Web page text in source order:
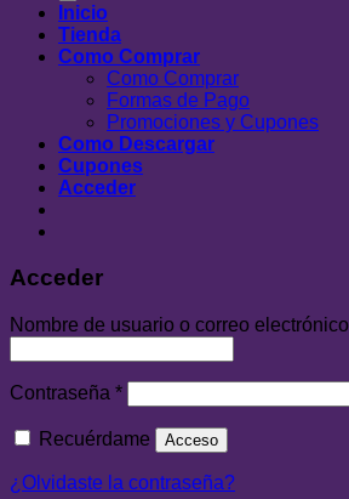
Inicio
Tienda
Como Comprar
Como Comprar
Formas de Pago
Promociones y Cupones
Como Descargar
Cupones
Acceder
Acceder
Nombre de usuario o correo electrónico
Contraseña *
Recuérdame Acceso
¿Olvidaste la contraseña?